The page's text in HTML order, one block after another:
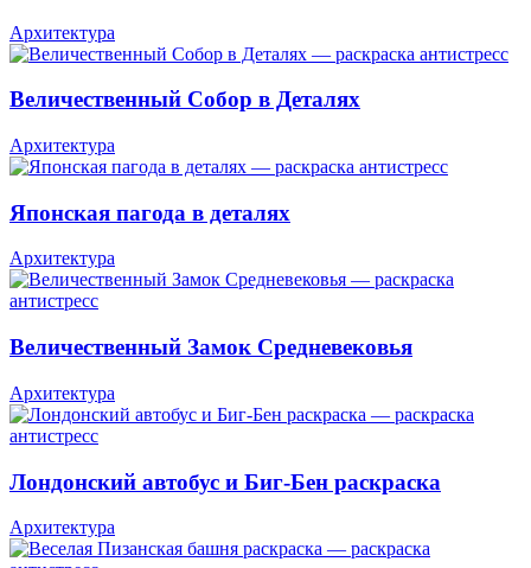
Архитектура
Величественный Собор в Деталях
Архитектура
Японская пагода в деталях
Архитектура
Величественный Замок Средневековья
Архитектура
Лондонский автобус и Биг-Бен раскраска
Архитектура